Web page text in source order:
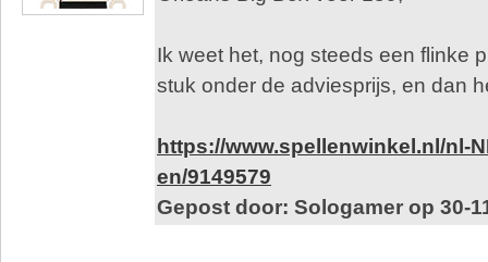
Ik weet het, nog steeds een flinke
stuk onder de adviesprijs, en dan
https://www.spellenwinkel.nl/nl-
en/9149579
Gepost door: Sologamer op 30-